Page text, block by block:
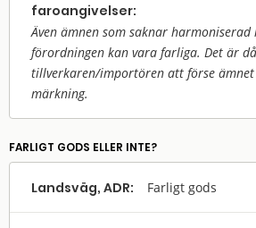
faroangivelser:
Även ämnen som saknar harmoniserad
förordningen kan vara farliga. Det är
tillverkaren/importören att förse
märkning.
FARLIGT GODS ELLER INTE?
Landsväg, ADR: Farligt gods